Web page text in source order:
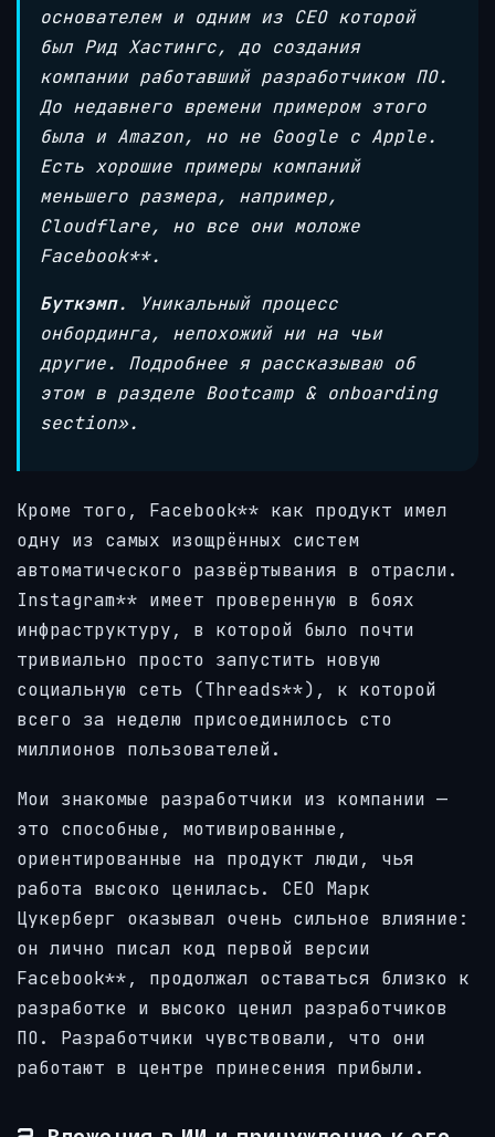
основателем и одним из CEO которой
был Рид Хастингс, до создания
компании работавший разработчиком ПО.
До недавнего времени примером этого
была и Amazon, но не Google с Apple.
Есть хорошие примеры компаний
меньшего размера, например,
Cloudflare, но все они моложе
Facebook**.
Буткэмп. Уникальный процесс
онбординга, непохожий ни на чьи
другие. Подробнее я рассказываю об
этом в разделе Bootcamp & onboarding
section».
Кроме того, Facebook** как продукт имел
одну из самых изощрённых систем
автоматического развёртывания в отрасли.
Instagram** имеет проверенную в боях
инфраструктуру, в которой было почти
тривиально просто запустить новую
социальную сеть (Threads**), к которой
всего за неделю присоединилось сто
миллионов пользователей.
Мои знакомые разработчики из компании —
это способные, мотивированные,
ориентированные на продукт люди, чья
работа высоко ценилась. CEO Марк
Цукерберг оказывал очень сильное влияние:
он лично писал код первой версии
Facebook**, продолжал оставаться близко к
разработке и высоко ценил разработчиков
ПО. Разработчики чувствовали, что они
работают в центре принесения прибыли.